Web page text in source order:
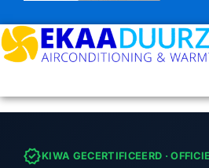
verifiedKIWA GECERTIFICEERD ·